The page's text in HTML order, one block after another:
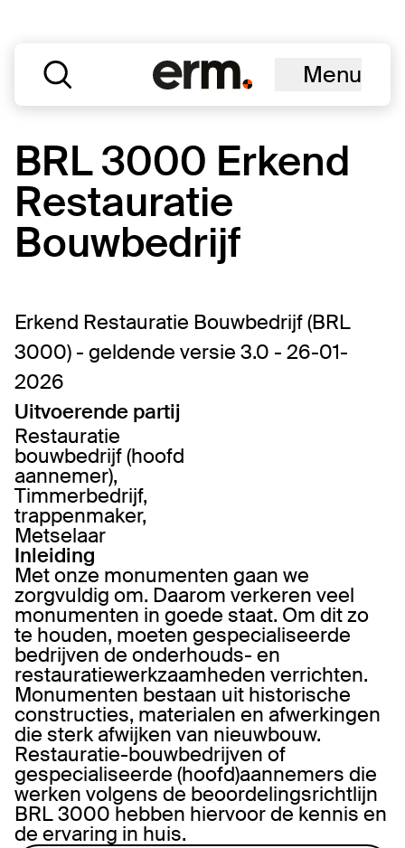
Menu
BRL 3000 Erkend
Restauratie
Bouwbedrijf
Erkend Restauratie Bouwbedrijf (BRL
3000) - geldende versie 3.0 - 26-01-
2026
Uitvoerende partij
Restauratie
bouwbedrijf (hoofd
aannemer),
Timmerbedrijf,
trappenmaker,
Metselaar
Inleiding
Met onze monumenten gaan we
zorgvuldig om. Daarom verkeren veel
monumenten in goede staat. Om dit zo
te houden, moeten gespecialiseerde
bedrijven de onderhouds- en
restauratiewerkzaamheden verrichten.
Monumenten bestaan uit historische
constructies, materialen en afwerkingen
die sterk afwijken van nieuwbouw.
Restauratie-bouwbedrijven of
gespecialiseerde (hoofd)aannemers die
werken volgens de beoordelingsrichtlijn
BRL 3000 hebben hiervoor de kennis en
de ervaring in huis.